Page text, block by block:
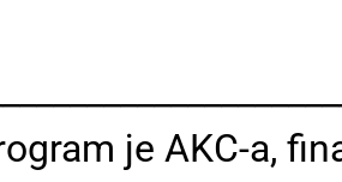
je AKC-a,